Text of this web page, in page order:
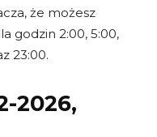
że możesz
godzin 2:00, 5:00,
23:00.
2026,